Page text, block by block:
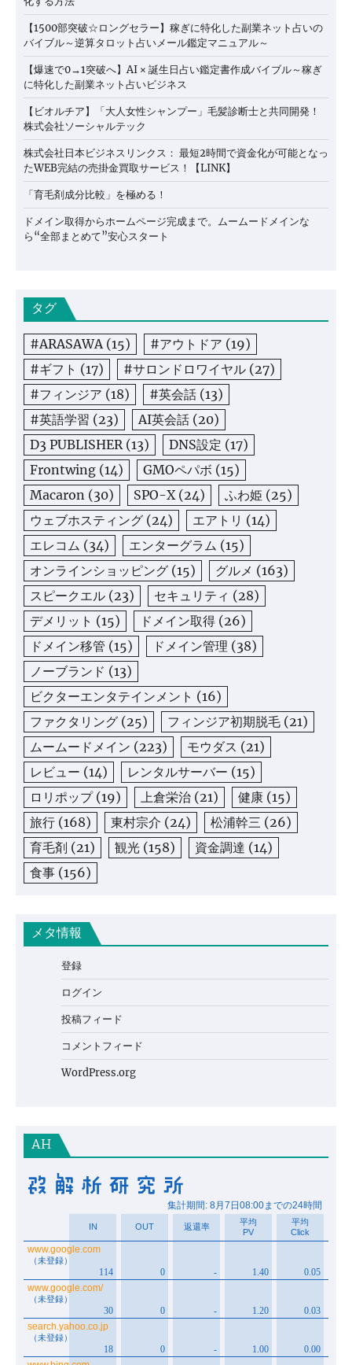
【1500部突破☆ロングセラー】稼ぎに特化した副業ネット占いの
バイブル～逆算タロット占いメール鑑定マニュアル～
【爆速で0→1突破へ】AI × 誕生日占い鑑定書作成バイブル～稼ぎ
に特化した副業ネット占いビジネス
【ビオルチア】「大人女性シャンプー」毛髪診断士と共同開発！
株式会社ソーシャルテック
株式会社日本ビジネスリンクス： 最短2時間で資金化が可能となっ
たWEB完結の売掛金買取サービス！【LINK】
「育毛剤成分比較」を極める！
ドメイン取得からホームページ完成まで。ムームードメインな
ら“全部まとめて”安心スタート
タグ
#ARASAWA (15) #アウトドア (19)
#ギフト (17) #サロンドロワイヤル (27)
#フィンジア (18) #英会話 (13)
#英語学習 (23) AI英会話 (20)
D3 PUBLISHER (13) DNS設定 (17)
Frontwing (14) GMOペパボ (15)
Macaron (30) SPO-X (24) ふわ姫 (25)
ウェブホスティング (24) エアトリ (14)
エレコム (34) エンターグラム (15)
オンラインショッピング (15) グルメ (163)
スピークエル (23) セキュリティ (28)
デメリット (15) ドメイン取得 (26)
ドメイン移管 (15) ドメイン管理 (38)
ノーブランド (13)
ビクターエンタテインメント (16)
ファクタリング (25) フィンジア初期脱毛 (21)
ムームードメイン (223) モウダス (21)
レビュー (14) レンタルサーバー (15)
ロリポップ(19) 上倉栄治 (21) 健康 (15)
旅行 (168) 東村宗介 (24) 松浦幹三 (26)
育毛剤 (21) 観光 (158) 資金調達 (14)
食事 (156)
メタ情報
登録
ログイン
投稿フィード
コメントフィード
WordPress.org
AH